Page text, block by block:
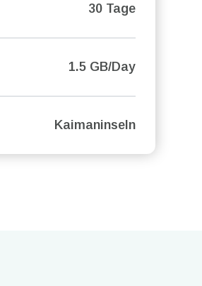
30 Tage
1.5 GB/Day
Kaimaninseln